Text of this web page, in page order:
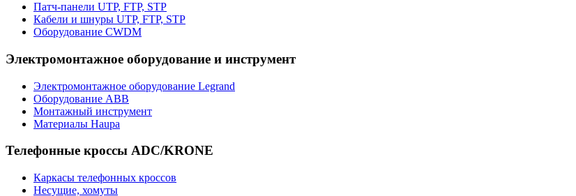
Патч-панели UTP, FTP, STP
Кабели и шнуры UTP, FTP, STP
Оборудование CWDM
Электромонтажное оборудование и инструмент
Электромонтажное оборудование Legrand
Оборудование ABB
Монтажный инструмент
Материалы Haupa
Телефонные кроссы ADC/KRONE
Каркасы телефонных кроссов
Несущие, хомуты